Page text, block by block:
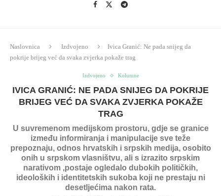
Naslovnica Izdvojeno
Ivica Granić: Ne pada snijeg da
pokrije brijeg već da svaka zvjerka pokaže trag
Izdvojeno Kolumne
IVICA GRANIĆ: NE PADA SNIJEG DA POKRIJE
BRIJEG VEĆ DA SVAKA ZVJERKA POKAŽE
TRAG
U suvremenom medijskom prostoru, gdje se granice
između informiranja i manipulacije sve teže
prepoznaju, odnos hrvatskih i srpskih medija, osobito
onih u srpskom vlasništvu, ali s izrazito srpskim
narativom ,postaje ogledalo dubokih političkih,
ideoloških i identitetskih sukoba koji ne prestaju ni
desetljećima nakon rata.